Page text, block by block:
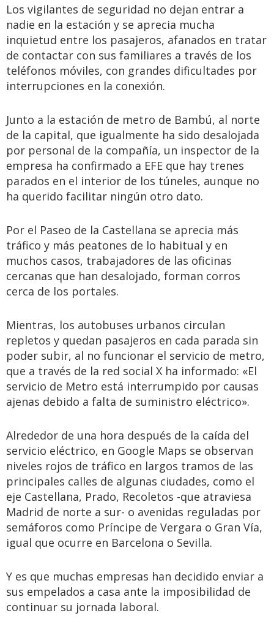
Los vigilantes de seguridad no dejan entrar a
nadie en la estación y se aprecia mucha
inquietud entre los pasajeros, afanados en tratar
de contactar con sus familiares a través de los
teléfonos móviles, con grandes dificultades por
interrupciones en la conexión.
Junto a la estación de metro de Bambú, al norte
de la capital, que igualmente ha sido desalojada
por personal de la compañía, un inspector de la
empresa ha confirmado a EFE que hay trenes
parados en el interior de los túneles, aunque no
ha querido facilitar ningún otro dato.
Por el Paseo de la Castellana se aprecia más
tráfico y más peatones de lo habitual y en
muchos casos, trabajadores de las oficinas
cercanas que han desalojado, forman corros
cerca de los portales.
Mientras, los autobuses urbanos circulan
repletos y quedan pasajeros en cada parada sin
poder subir, al no funcionar el servicio de metro,
que a través de la red social X ha informado: «El
servicio de Metro está interrumpido por causas
ajenas debido a falta de suministro eléctrico».
Alrededor de una hora después de la caída del
servicio eléctrico, en Google Maps se observan
niveles rojos de tráfico en largos tramos de las
principales calles de algunas ciudades, como el
eje Castellana, Prado, Recoletos -que atraviesa
Madrid de norte a sur- o avenidas reguladas por
semáforos como Príncipe de Vergara o Gran Vía,
igual que ocurre en Barcelona o Sevilla.
Y es que muchas empresas han decidido enviar a
sus empelados a casa ante la imposibilidad de
continuar su jornada laboral.